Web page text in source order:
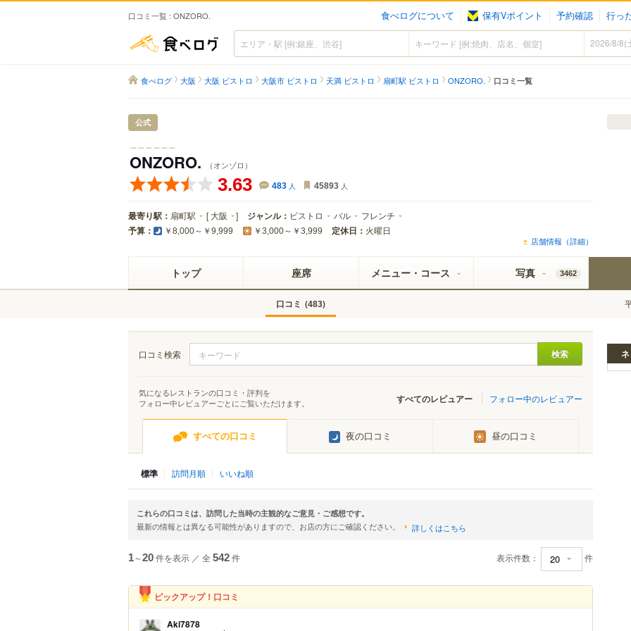
口コミ一覧 : ONZORO. 食べログについて 保有Vポイント 予約確認 行っ
食べログ
食べログ 大阪 大阪 ビストロ 大阪市 ビストロ 天満 ビストロ 扇町駅 ビストロ ONZORO. 口コミ一覧
公式
ONZORO. （オンゾロ）
3.63 483 人 45893 人
最寄り駅： 扇町駅 [ 大阪 ] ジャンル： ビストロ バル フレンチ
予算： ￥8,000～￥9,999 ￥3,000～￥3,999 定休日： 火曜日
店舗情報（詳細）
トップ 座席 メニュー・コース 写真 3462
口コミ (483)
口コミ検索
気になるレストランの口コミ・評判を
フォロー中レビュアーごとにご覧いただけます。
すべてのレビュアー フォロー中のレビュアー
すべての口コミ 夜の口コミ 昼の口コミ
標準 訪問月順 いいね順
これらの口コミは、訪問した当時の主観的なご意見・ご感想です。
最新の情報とは異なる可能性がありますので、お店の方にご確認ください。 詳しくはこちら
1～20件を表示 ／ 全 542件 表示件数： 件
ピックアップ！口コミ
Aki7878